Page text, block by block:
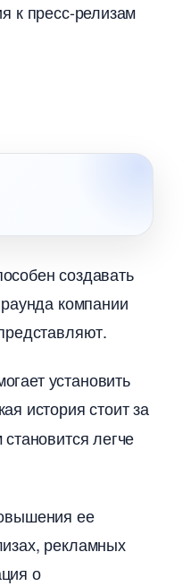
к пресс-релизам
создавать
компании
установить
история стоит за
легче
ее
рекламных
о